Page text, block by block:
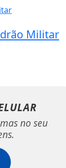
Militar
no seu